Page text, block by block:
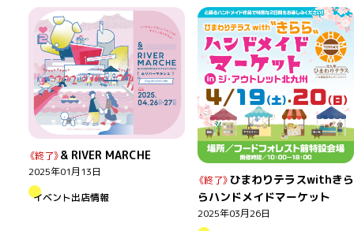
& RIVER MARCHE
2025年01月13日
イベント出店情報
ひまわりテラスwithきら
らハンドメイドマーケット
2025年03月26日